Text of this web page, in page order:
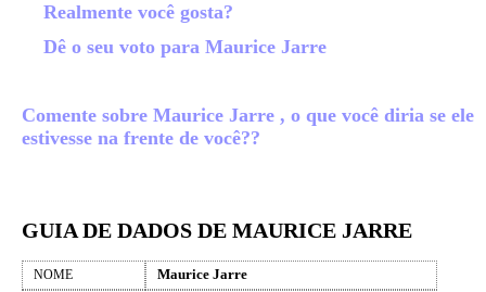
Realmente você gosta?
Dê o seu voto para Maurice Jarre
Comente sobre Maurice Jarre , o que você diria se ele
estivesse na frente de você??
GUIA DE DADOS DE MAURICE JARRE
NOME Maurice Jarre